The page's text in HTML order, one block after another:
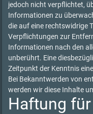
jedoch nicht verpflichtet,
Informationen zu
die auf eine rechtswidrige
Verpflichtungen zur
Informationen nach den
unberührt. Eine
Zeitpunkt der Kenntnis
Bei Bekanntwerden von
werden wir diese Inhalte
Haftung